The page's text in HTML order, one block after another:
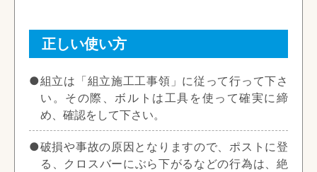
正しい使い方
●組立は「組立施工工事領」に従って行って下さ
い。その際、ボルトは工具を使って確実に締
め、確認をして下さい。
●破損や事故の原因となりますので、ポストに登
る、クロスバーにぶら下がるなどの行為は、絶